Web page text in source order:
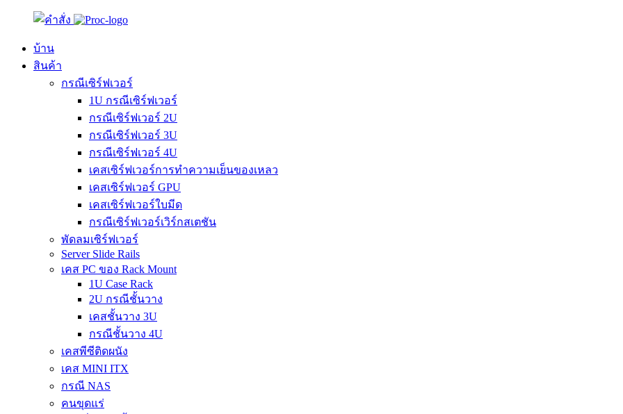
บ้าน
สินค้า
กรณีเซิร์ฟเวอร์
1U กรณีเซิร์ฟเวอร์
กรณีเซิร์ฟเวอร์ 2U
กรณีเซิร์ฟเวอร์ 3U
กรณีเซิร์ฟเวอร์ 4U
เคสเซิร์ฟเวอร์การทำความเย็นของเหลว
เคสเซิร์ฟเวอร์ GPU
เคสเซิร์ฟเวอร์ใบมีด
กรณีเซิร์ฟเวอร์เวิร์กสเตชัน
พัดลมเซิร์ฟเวอร์
Server Slide Rails
เคส PC ของ Rack Mount
1U Case Rack
2U กรณีชั้นวาง
เคสชั้นวาง 3U
กรณีชั้นวาง 4U
เคสพีซีติดผนัง
เคส MINI ITX
กรณี NAS
คนขุดแร่